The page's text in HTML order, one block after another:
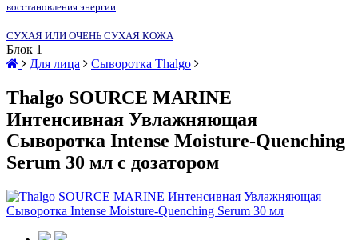
восстановления энергии
СУХАЯ ИЛИ ОЧЕНЬ СУХАЯ КОЖА
Блок 1
Для лица
Cыворотка Thalgo
Thalgo SOURCE MARINE
Интенсивная Увлажняющая
Сыворотка Intense Moisture-Quenching
Serum 30 мл с дозатором